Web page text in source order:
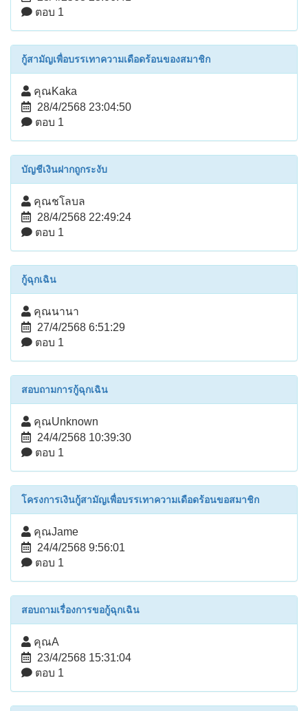
ตอบ 1
กู้สามัญเพื่อบรรเทาความเดือดร้อนของสมาชิก
คุณKaka
28/4/2568 23:04:50
ตอบ 1
บัญชีเงินฝากถูกระงับ
คุณชโลบล
28/4/2568 22:49:24
ตอบ 1
กู้ฉุกเฉิน
คุณนานา
27/4/2568 6:51:29
ตอบ 1
สอบถามการกู้ฉุกเฉิน
คุณUnknown
24/4/2568 10:39:30
ตอบ 1
โครงการเงินกู้สามัญเพื่อบรรเทาความเดือดร้อนขอสมาชิก
คุณJame
24/4/2568 9:56:01
ตอบ 1
สอบถามเรื่องการขอกู้ฉุกเฉิน
คุณA
23/4/2568 15:31:04
ตอบ 1